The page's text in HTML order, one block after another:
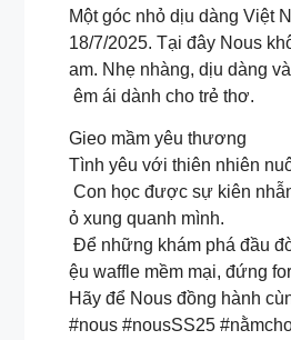
Một góc nhỏ dịu dàng Việt
18/7/2025. Tại đây Nous
am. Nhẹ nhàng, dịu dàng
êm ái dành cho trẻ thơ.
Gieo mầm yêu thương
Tình yêu với thiên nhiên
Con học được sự kiên
ỏ xung quanh mình.
Để những khám phá đầu
ệu waffle mềm mại, đứng
Hãy để Nous đồng hành
#nous #nousSS25